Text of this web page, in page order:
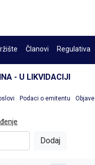
Članovi Regulativa
- U LIKVIDACIJI
Podaci o emitentu Objave
Dodaj